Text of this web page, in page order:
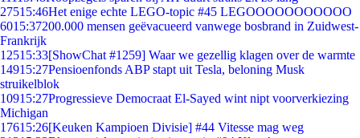
27515:46Het enige echte LEGO-topic #45 LEGOOOOOOOOOOO
6015:37200.000 mensen geëvacueerd vanwege bosbrand in Zuidwest-
Frankrijk
12515:33[ShowChat #1259] Waar we gezellig klagen over de warmte
14915:27Pensioenfonds ABP stapt uit Tesla, beloning Musk
struikelblok
10915:27Progressieve Democraat El-Sayed wint nipt voorverkiezing
Michigan
17615:26[Keuken Kampioen Divisie] #44 Vitesse mag weg